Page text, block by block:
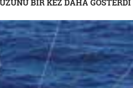
BİR KEZ DAHA GÖSTERDİ